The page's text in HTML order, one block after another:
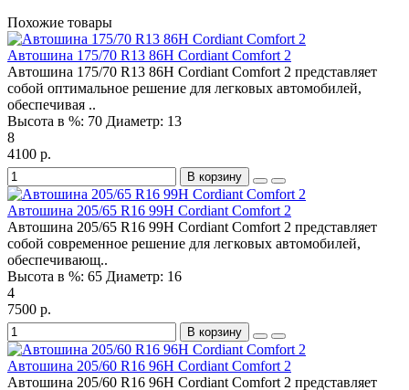
Похожие товары
Автошина 175/70 R13 86H Cordiant Comfort 2
Автошина 175/70 R13 86H Cordiant Comfort 2 представляет
собой оптимальное решение для легковых автомобилей,
обеспечивая ..
Высота в %: 70 Диаметр: 13
8
4100 р.
В корзину
Автошина 205/65 R16 99H Cordiant Comfort 2
Автошина 205/65 R16 99H Cordiant Comfort 2 представляет
собой современное решение для легковых автомобилей,
обеспечивающ..
Высота в %: 65 Диаметр: 16
4
7500 р.
В корзину
Автошина 205/60 R16 96H Cordiant Comfort 2
Автошина 205/60 R16 96H Cordiant Comfort 2 представляет